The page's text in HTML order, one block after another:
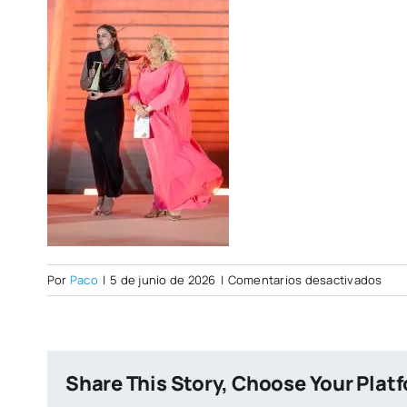
Por Paco | 5 de junio de 2026 | Comentarios desactivadosen
Share This Story, Choose Your